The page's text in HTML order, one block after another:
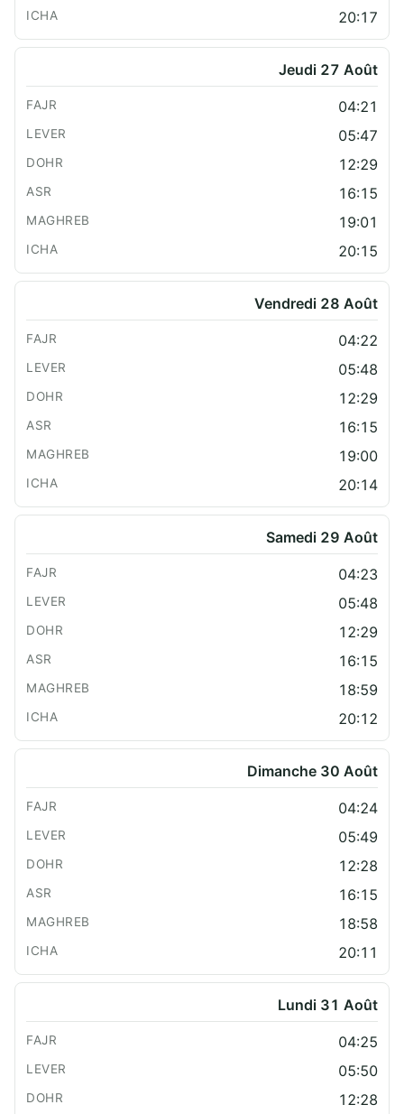
20:17
Jeudi 27 Août
04:21
05:47
12:29
16:15
19:01
20:15
Vendredi 28 Août
04:22
05:48
12:29
16:15
19:00
20:14
Samedi 29 Août
04:23
05:48
12:29
16:15
18:59
20:12
Dimanche 30 Août
04:24
05:49
12:28
16:15
18:58
20:11
Lundi 31 Août
04:25
05:50
12:28